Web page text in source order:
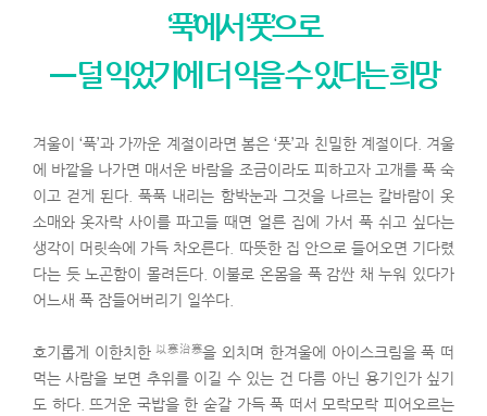
‘푹’에서 ‘풋’으로
― 덜 익었기에 더 익을 수 있다는 희망
겨울이 ‘푹’과 가까운 계절이라면 봄은 ‘풋’과 친밀한 계절이다. 겨울
에 바깥을 나가면 매서운 바람을 조금이라도 피하고자 고개를 푹 숙
이고 걷게 된다. 푹푹 내리는 함박눈과 그것을 나르는 칼바람이 옷
소매와 옷자락 사이를 파고들 때면 얼른 집에 가서 푹 쉬고 싶다는
생각이 머릿속에 가득 차오른다. 따뜻한 집 안으로 들어오면 기다렸
다는 듯 노곤함이 몰려든다. 이불로 온몸을 푹 감싼 채 누워 있다가
어느새 푹 잠들어버리기 일쑤다.
호기롭게 이한치한以寒治寒을 외치며 한겨울에 아이스크림을 푹 떠
먹는 사람을 보면 추위를 이길 수 있는 건 다름 아닌 용기인가 싶기
도 하다. 뜨거운 국밥을 한 숟갈 가득 푹 떠서 모락모락 피어오르는